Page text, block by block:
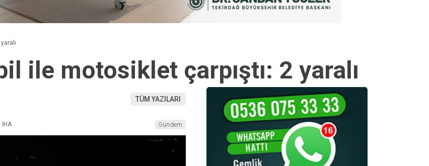
ile motosiklet çarpıştı: 2 yaralı
TÜM YAZILARI
İHA Gündem